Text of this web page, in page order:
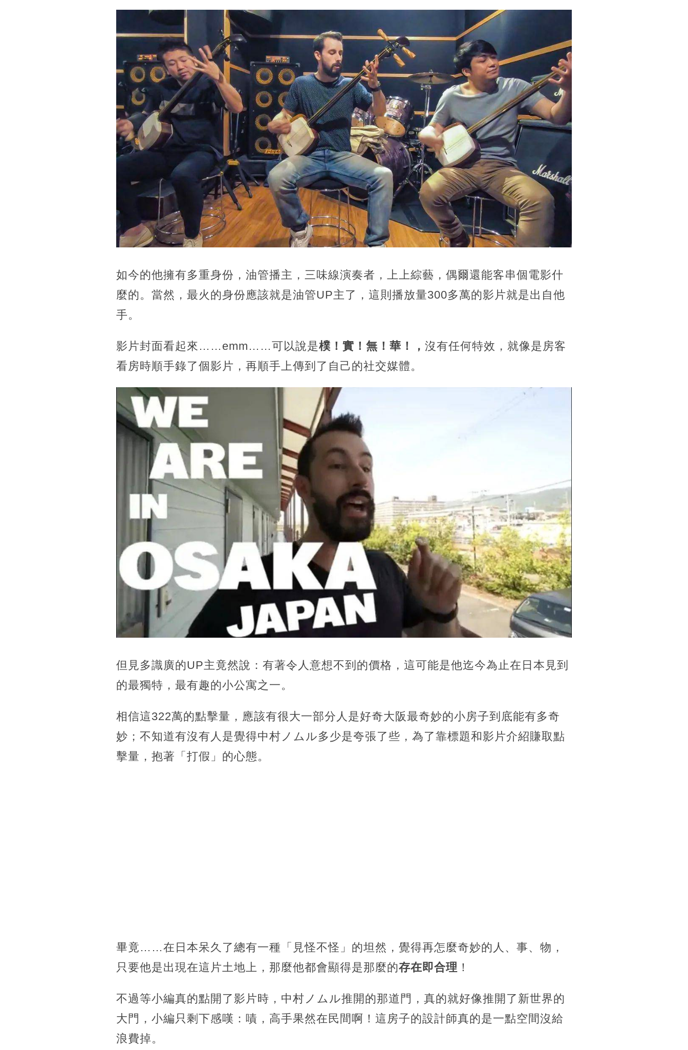
如今的他擁有多重身份，油管播主，三味線演奏者，上上綜藝，偶爾還能客串個電影什
麼的。當然，最火的身份應該就是油管UP主了，這則播放量300多萬的影片就是出自他
手。
影片封面看起來……emm……可以說是樸！實！無！華！， 沒有任何特效，就像是房客
看房時順手錄了個影片，再順手上傳到了自己的社交媒體。
但見多識廣的UP主竟然說：有著令人意想不到的價格，這可能是他迄今為止在日本見到
的最獨特，最有趣的小公寓之一。
相信這322萬的點擊量，應該有很大一部分人是好奇大阪最奇妙的小房子到底能有多奇
妙；不知道有沒有人是覺得中村ノムル多少是夸張了些，為了靠標題和影片介紹賺取點
擊量，抱著「打假」的心態。
畢竟……在日本呆久了總有一種「見怪不怪」的坦然，覺得再怎麼奇妙的人、事、物，
只要他是出現在這片土地上，那麼他都會顯得是那麼的存在即合理 ！
不過等小編真的點開了影片時，中村ノムル推開的那道門，真的就好像推開了新世界的
大門，小編只剩下感嘆：嘖，高手果然在民間啊！這房子的設計師真的是一點空間沒給
浪費掉。